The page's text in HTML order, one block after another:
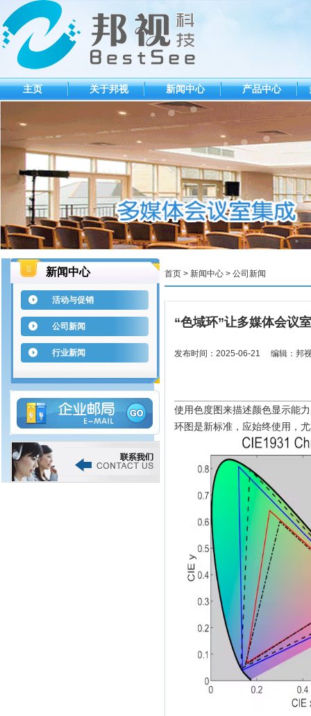
主页 关于邦视 新闻中心 产品中心
新闻中心
活动与促销
公司新闻
行业新闻
首页 > 新闻中心 > 公司新闻
“色域环”让多媒体会议
发布时间：2025-06-21 编辑：邦
使用色度图来描述颜色显示能
环图是新标准，应始终使用，